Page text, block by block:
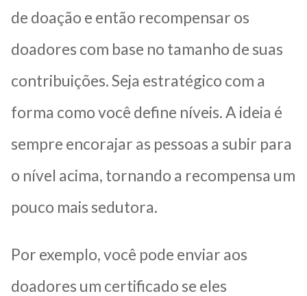
de doação e então recompensar os
doadores com base no tamanho de suas
contribuições. Seja estratégico com a
forma como você define níveis. A ideia é
sempre encorajar as pessoas a subir para
o nível acima, tornando a recompensa um
pouco mais sedutora.
Por exemplo, você pode enviar aos
doadores um certificado se eles